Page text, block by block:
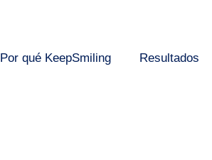
Por qué KeepSmiling Resultados